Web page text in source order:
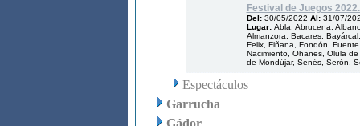
Festival de Juegos
Del: 30/05/2022 Al: 31/07/
Lugar: Abla, Abrucena,
Almanzora, Bacares,
Felix, Fiñana, Fondón,
Nacimiento, Ohanes, Olula
de Mondújar, Senés, Serón,
Espectáculos
Garrucha
Gádor